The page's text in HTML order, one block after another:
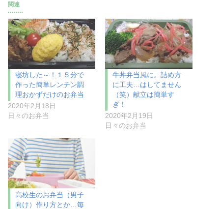
関連
寝坊した～！１５分で
作った簡単レンチン調
理おかずだけのお弁当
2020年2月18日
日々のお弁当
牛丼弁当風に。詰め方
に工夫…はしてません
（笑）献立は簡単す
ぎ！
2020年2月19日
日々のお弁当
高校生のお弁当（男子
向け）作り方とか…毎